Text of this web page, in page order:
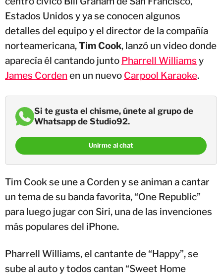
Estados Unidos y ya se conocen algunos
detalles del equipo y el director de la compañía
norteamericana,Tim Cook, lanzó un video donde
aparecía él cantando junto Pharrell Williams y
James Corden en un nuevo Carpool Karaoke.
Si te gusta el chisme, únete al grupo de
Whatsapp de Studio92.
Unirme al chat
Tim Cook se une a Corden y se animan a cantar
un tema de su banda favorita, “One Republic”
para luego jugar con Siri, una de las invenciones
más populares del iPhone.
Pharrell Williams, el cantante de “Happy”, se
sube al auto y todos cantan “Sweet Home